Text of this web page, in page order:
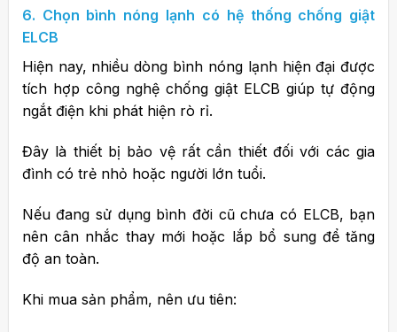
6. Chọn bình nóng lạnh có hệ thống chống giật
ELCB
Hiện nay, nhiều dòng bình nóng lạnh hiện đại được
tích hợp công nghệ chống giật ELCB giúp tự động
ngắt điện khi phát hiện rò rỉ.
Đây là thiết bị bảo vệ rất cần thiết đối với các gia
đình có trẻ nhỏ hoặc người lớn tuổi.
Nếu đang sử dụng bình đời cũ chưa có ELCB, bạn
nên cân nhắc thay mới hoặc lắp bổ sung để tăng
độ an toàn.
Khi mua sản phẩm, nên ưu tiên: